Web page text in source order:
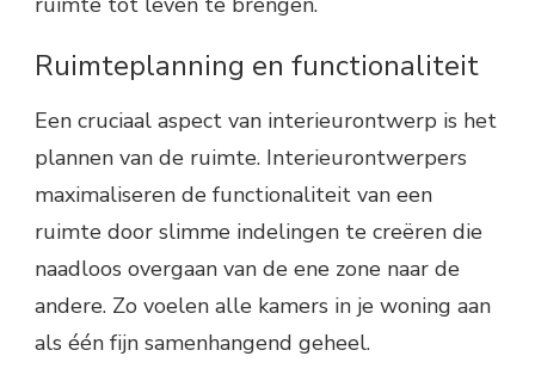
Ruimteplanning en functionaliteit
Een cruciaal aspect van interieurontwerp is het
plannen van de ruimte. Interieurontwerpers
maximaliseren de functionaliteit van een
ruimte door slimme indelingen te creëren die
naadloos overgaan van de ene zone naar de
andere. Zo voelen alle kamers in je woning aan
als één fijn samenhangend geheel.